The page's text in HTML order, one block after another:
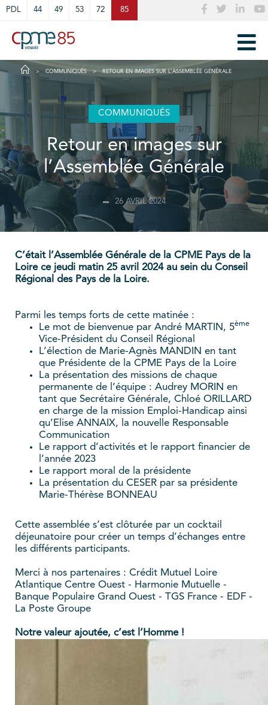
PDL 44 49 53 72 85
COMMUNIQUÉS RETOUR EN IMAGES SUR L’ASSEMBLÉE GÉNÉRALE
COMMUNIQUÉS
Retour en images sur
l’Assemblée Générale
26 AVRIL 2024
C’était l’Assemblée Générale de la CPME Pays de la
Loire ce jeudi matin 25 avril 2024 au sein du Conseil
Régional des Pays de la Loire.
Parmi les temps forts de cette matinée :
Le mot de bienvenue par André MARTIN, 5ème
Vice-Président du Conseil Régional
L’élection de Marie-Agnès MANDIN en tant
que Présidente de la CPME Pays de la Loire
La présentation des missions de chaque
permanente de l’équipe : Audrey MORIN en
tant que Secrétaire Générale, Chloé ORILLARD
en charge de la mission Emploi-Handicap ainsi
qu’Elise ANNAIX, la nouvelle Responsable
Communication
Le rapport d’activités et le rapport financier de
l’année 2023
Le rapport moral de la présidente
La présentation du CESER par sa présidente
Marie-Thérèse BONNEAU
Cette assemblée s’est clôturée par un cocktail
déjeunatoire pour créer un temps d’échanges entre
les différents participants.
Merci à nos partenaires : Crédit Mutuel Loire
Atlantique Centre Ouest - Harmonie Mutuelle -
Banque Populaire Grand Ouest - TGS France - EDF -
La Poste Groupe
Notre valeur ajoutée, c’est l’Homme !
Cookies management panel